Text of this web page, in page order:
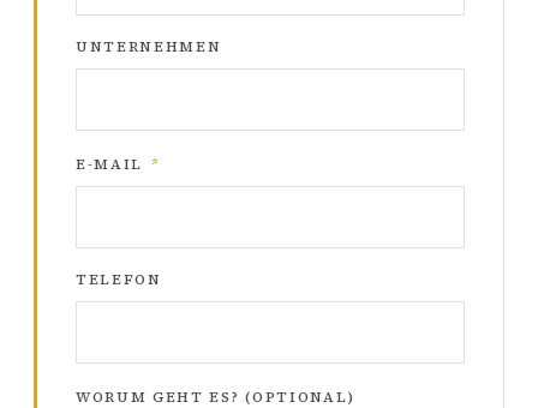
UNTERNEHMEN
E-MAIL *
TELEFON
WORUM GEHT ES? (OPTIONAL)